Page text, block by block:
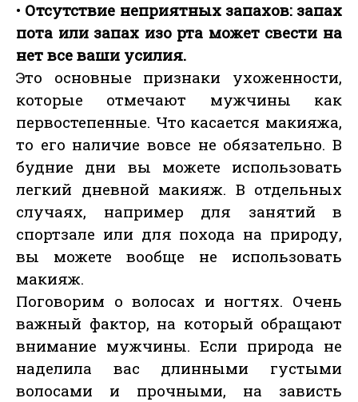
• Отсутствие неприятных запахов: запах
пота или запах изо рта может свести на
нет все ваши усилия.
Это основные признаки ухоженности,
которые отмечают мужчины как
первостепенные. Что касается макияжа,
то его наличие вовсе не обязательно. В
будние дни вы можете использовать
легкий дневной макияж. В отдельных
случаях, например для занятий в
спортзале или для похода на природу,
вы можете вообще не использовать
макияж.
Поговорим о волосах и ногтях. Очень
важный фактор, на который обращают
внимание мужчины. Если природа не
наделила вас длинными густыми
волосами и прочными, на зависть